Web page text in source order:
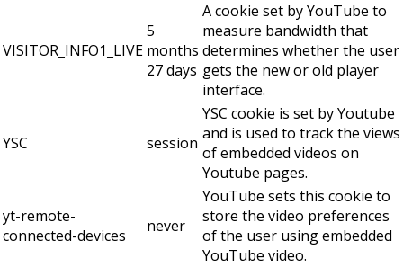
VISITOR_INFO1_LIVE
5
months
27 days
A cookie set by YouTube to
measure bandwidth that
determines whether the user
gets the new or old player
interface.
YSC session
YSC cookie is set by Youtube
and is used to track the views
of embedded videos on
Youtube pages.
yt-remote-
connected-devices
never
YouTube sets this cookie to
store the video preferences
of the user using embedded
YouTube video.